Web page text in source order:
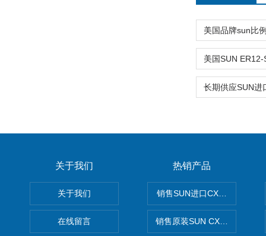
关于我们
关于我们
在线留言
热销产品
销售SUN进口CXGDXCN插
销售原装SUN CXJAXCN全